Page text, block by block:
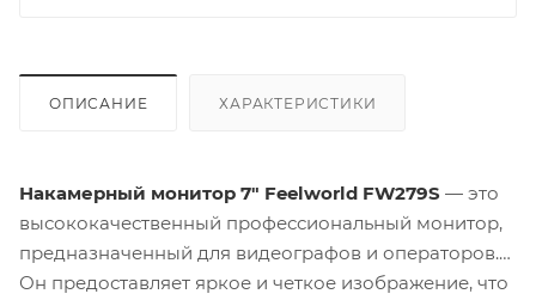
ОПИСАНИЕ ХАРАКТЕРИСТИКИ
Накамерный монитор 7" Feelworld FW279S — это
высококачественный профессиональный монитор,
предназначенный для видеографов и операторов.
Он предоставляет яркое и четкое изображение, что